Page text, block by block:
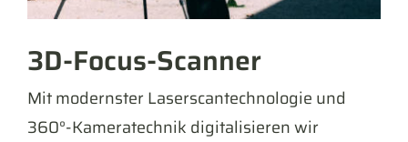
3D-Focus-Scanner
Mit modernster Laserscantechnologie und
360°-Kameratechnik digitalisieren wir